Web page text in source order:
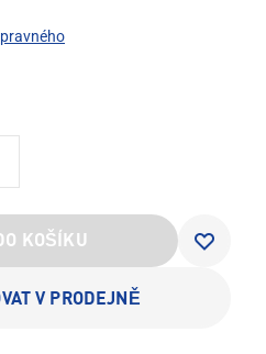
KOŠÍKU
V PRODEJNĚ